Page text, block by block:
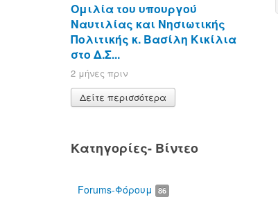
Ομιλία του υπουργού
Ναυτιλίας και Νησιωτικής
Πολιτικής κ. Βασίλη Κικίλια
στο Δ.Σ...
2 μήνες πριν
Δείτε περισσότερα
Κατηγορίες- Βίντεο
Forums-Φόρουμ 86